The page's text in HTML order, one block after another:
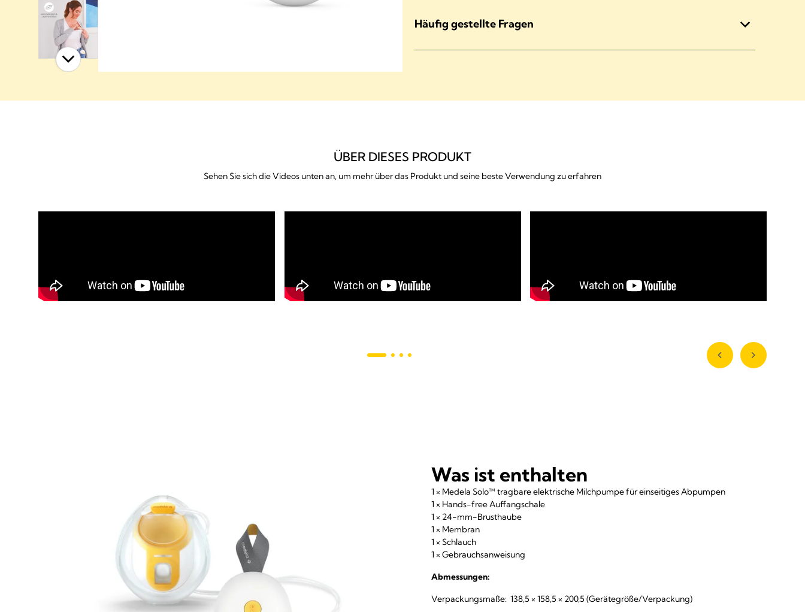
Häufig gestellte Fragen
ÜBER DIESES PRODUKT
Sehen Sie sich die Videos unten an, um mehr über das Produkt und seine beste Verwendung zu erfahren
Was ist enthalten
1 × Medela Solo™ tragbare elektrische Milchpumpe für einseitiges Abpumpen
1 × Hands-free Auffangschale
1 × 24-mm-Brusthaube
1 × Membran
1 × Schlauch
1 × Gebrauchsanweisung
Abmessungen:
Verpackungsmaße: 138,5 × 158,5 × 200,5 (Gerätegröße/Verpackung)